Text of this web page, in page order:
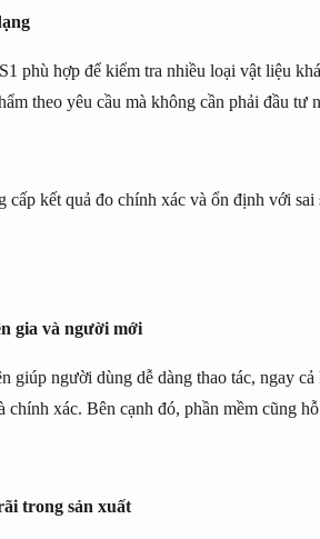
hợp để kiểm tra nhiều loại vật liệu
theo yêu cầu mà không cần phải đầu tư
kết quả đo chính xác và ổn định với
gia và người mới
giúp người dùng dễ dàng thao tác,
xác. Bên cạnh đó, phần mềm cũng
trong sản xuất